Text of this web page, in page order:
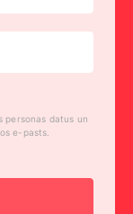
personas datus un
e-pasts.